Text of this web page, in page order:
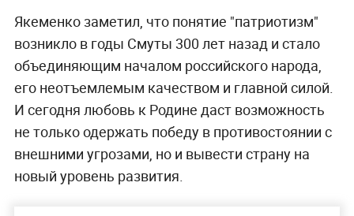
Якеменко заметил, что понятие "патриотизм"
возникло в годы Смуты 300 лет назад и стало
объединяющим началом российского народа,
его неотъемлемым качеством и главной силой.
И сегодня любовь к Родине даст возможность
не только одержать победу в противостоянии с
внешними угрозами, но и вывести страну на
новый уровень развития.